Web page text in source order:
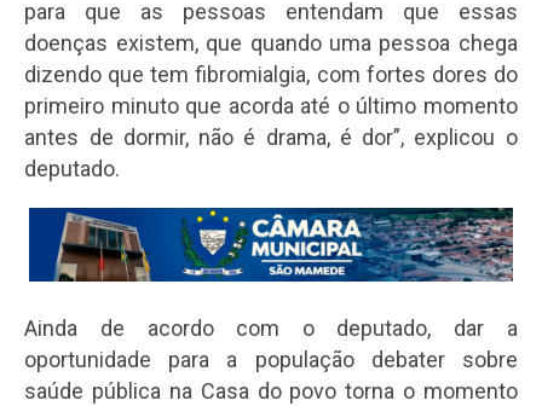
para que as pessoas entendam que essas
doenças existem, que quando uma pessoa chega
dizendo que tem fibromialgia, com fortes dores do
primeiro minuto que acorda até o último momento
antes de dormir, não é drama, é dor”, explicou o
deputado.
Ainda de acordo com o deputado, dar a
oportunidade para a população debater sobre
saúde pública na Casa do povo torna o momento